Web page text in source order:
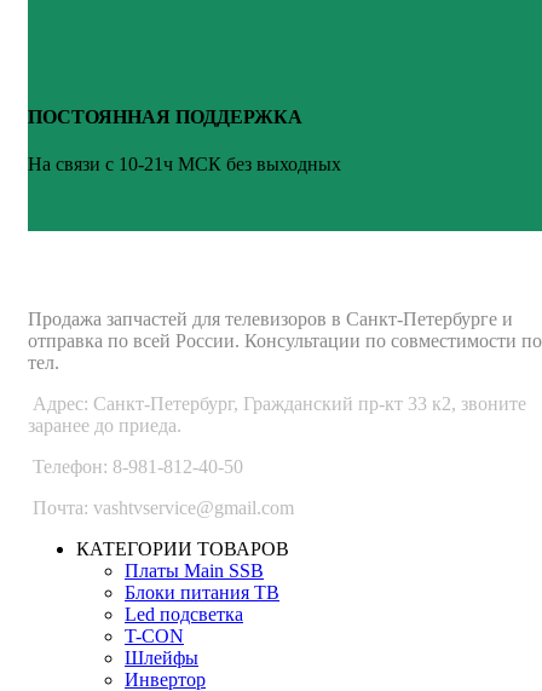
ПОСТОЯННАЯ ПОДДЕРЖКА
На связи с 10-21ч МСК без выходных
Продажа запчастей для телевизоров в Санкт-Петербурге и
отправка по всей России. Консультации по совместимости по
тел.
Адрес: Санкт-Петербург, Гражданский пр-кт 33 к2, звоните
заранее до приеда.
Телефон: 8-981-812-40-50
Почта: vashtvservice@gmail.com
КАТЕГОРИИ ТОВАРОВ
Платы Main SSB
Блоки питания ТВ
Led подсветка
T-CON
Шлейфы
Инвертор